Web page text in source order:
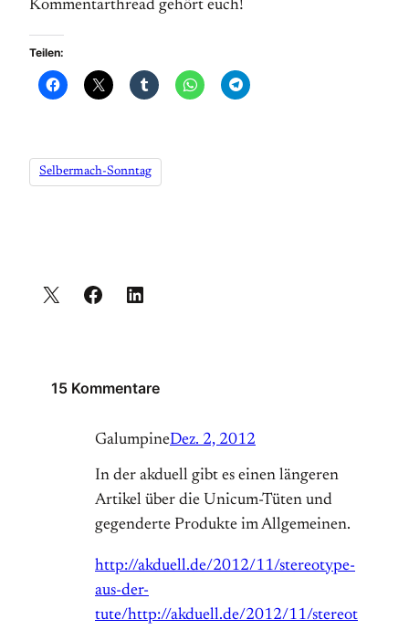
Kommentarthread gehört euch!
Teilen:
Selbermach-Sonntag
15 Kommentare
GalumpineDez. 2, 2012
In der akduell gibt es einen längeren
Artikel über die Unicum-Tüten und
gegenderte Produkte im Allgemeinen.
http://akduell.de/2012/11/stereotype-
aus-der-
tute/http://akduell.de/2012/11/stereot